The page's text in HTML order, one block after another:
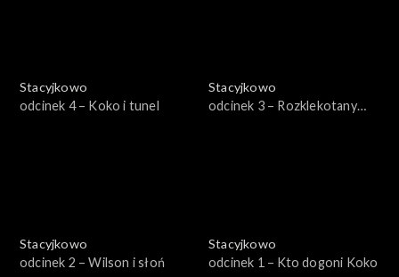
Stacyjkowo
odcinek 4 – Koko i tunel
Stacyjkowo
odcinek 3 – Rozklekotany
Stacyjkowo
odcinek 2 – Wilson i słoń
Stacyjkowo
odcinek 1 – Kto dogoni Koko